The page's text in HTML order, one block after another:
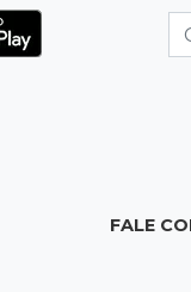
FALE